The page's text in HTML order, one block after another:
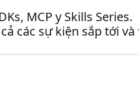
MCP y Skills Series.
các sự kiện sắp tới và